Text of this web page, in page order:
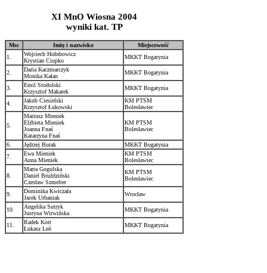
XI MnO Wiosna 2004
wyniki kat. TP
Msc Imię i nazwisko
Miejscowość
1.
Wojciech Hołnbowicz
Krystian Ciupko
MKKT Bogatynia
2.
Daria Kaczmarczyk
Monika Kałan
MKKT Bogatynia
3.
Emil Stodolski
Krzysztof Makarek
MKKT Bogatynia
4.
Jakub Ciesielski
Krzysztof Łukowski
KM PTSM
Bolesławiec
5.
Mariusz Mieniek
Elżbieta Mieniek
Joanna Fnaś
Katarzyna Fnaś
KM PTSM
Bolesławiec
6. Jędrzej Burak
MKKT Bogatynia
7.
Ewa Mieniek
Anna Mieniek
KM PTSM
Bolesławiec
8.
Marta Gogulska
Daniel Bruździński
Czesław Szmelter
KM PTSM
Bolesławiec
9.
Dominika Kwiczała
Jacek Urbaniak
Wrocław
10.
Angelika Sutryk
Justyna Wirwińska
MKKT Bogatynia
11.
Radek Kort
Łukasz Leń
MKKT Bogatynia